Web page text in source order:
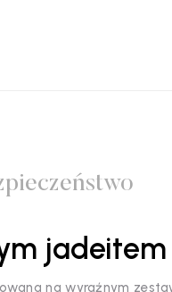
jadeitem
na wyraźnym